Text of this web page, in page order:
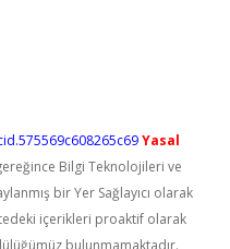
Yasal
Bilgi Teknolojileri ve
bir Yer Sağlayıcı olarak
içerikleri proaktif olarak
bulunmamaktadır.